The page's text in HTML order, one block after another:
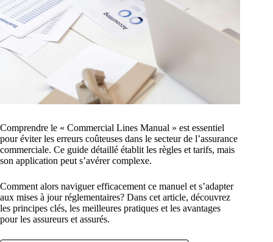
Comprendre le « Commercial Lines Manual » est essentiel
pour éviter les erreurs coûteuses dans le secteur de l’assurance
commerciale. Ce guide détaillé établit les règles et tarifs, mais
son application peut s’avérer complexe.
Comment alors naviguer efficacement ce manuel et s’adapter
aux mises à jour réglementaires? Dans cet article, découvrez
les principes clés, les meilleures pratiques et les avantages
pour les assureurs et assurés.